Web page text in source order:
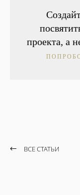
проекта, а
ВСЕ СТАТЬИ